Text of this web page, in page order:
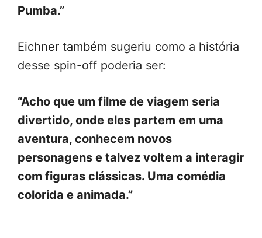
Pumba.”
Eichner também sugeriu como a história
desse spin-off poderia ser:
“Acho que um filme de viagem seria
divertido, onde eles partem em uma
aventura, conhecem novos
personagens e talvez voltem a interagir
com figuras clássicas. Uma comédia
colorida e animada.”